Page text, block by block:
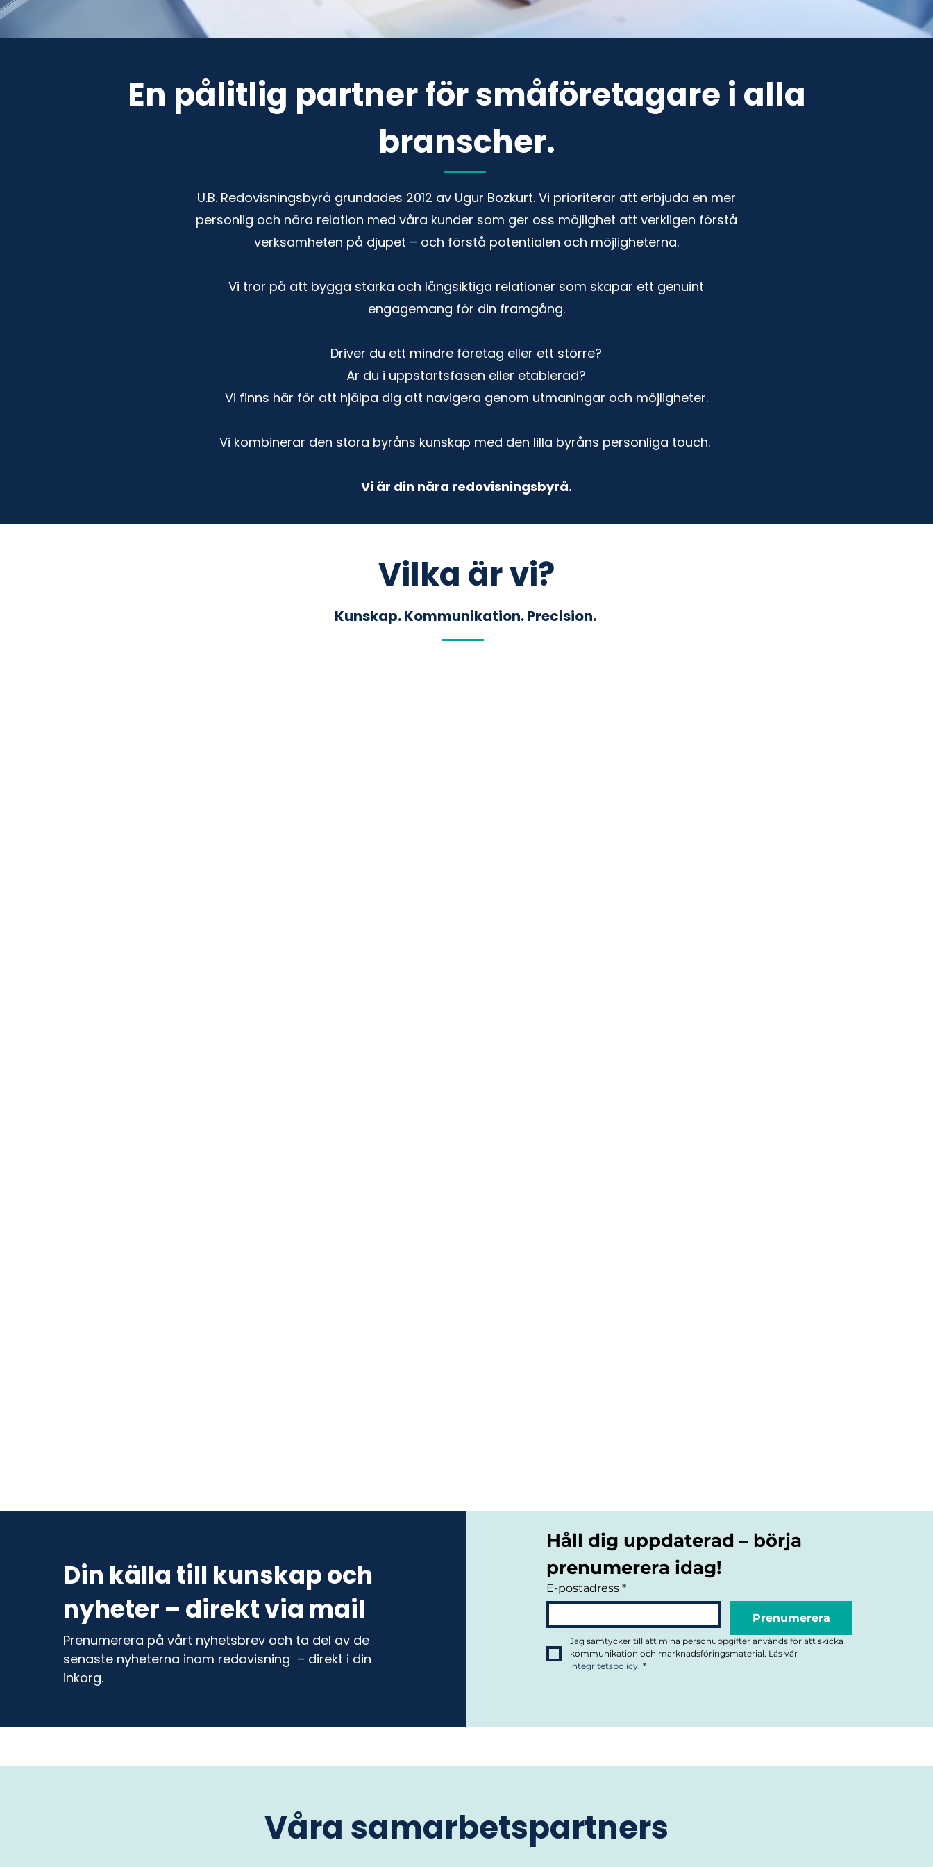
En pålitlig partner för småföretagare i alla
branscher.
U.B. Redovisningsbyrå grundades 2012 av Ugur Bozkurt. Vi prioriterar att erbjuda en mer
personlig och nära relation med våra kunder som ger oss möjlighet att verkligen förstå
verksamheten på djupet – och förstå potentialen och möjligheterna.
Vi tror på att bygga starka och långsiktiga relationer som skapar ett genuint
engagemang för din framgång.
Driver du ett mindre företag eller ett större?
Är du i uppstartsfasen eller etablerad?
Vi finns här för att hjälpa dig att navigera genom utmaningar och möjligheter.
Vi kombinerar den stora byråns kunskap med den lilla byråns personliga touch.
Vi är din nära redovisningsbyrå.
Vilka är vi?
Kunskap. Kommunikation. Precision.
Din källa till kunskap och
nyheter – direkt via mail
Prenumerera på vårt nyhetsbrev och ta del av de
senaste nyheterna inom redovisning – direkt i din
inkorg.
Håll dig uppdaterad – börja
prenumerera idag!
E-postadress *
Prenumerera
Jag samtycker till att mina personuppgifter används för att skicka
integritetspolicy. *
Våra samarbetspartners